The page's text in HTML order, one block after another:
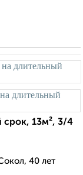
13м², 3/4
40 лет